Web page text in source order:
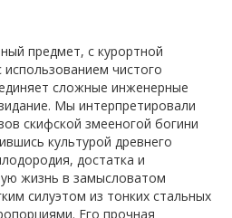
предмет, с курортной
чистого
сложные инженерные
Мы интерпретировали
скифской змееногой богини
культурой древнего
достатка и
жизнь в замысловатом
силуэтом из тонких стальных
Его прочная